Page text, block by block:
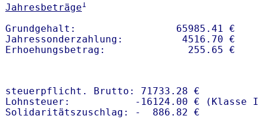
Jahresbeträge1
Grundgehalt:                 65985.41 €
Jahressonderzahlung:          4516.70 €
steuerpflicht. Brutto: 71733.28 €
Lohnsteuer:           -16124.00 € (Klasse I)
Solidaritätszuschlag: -  886.82 €